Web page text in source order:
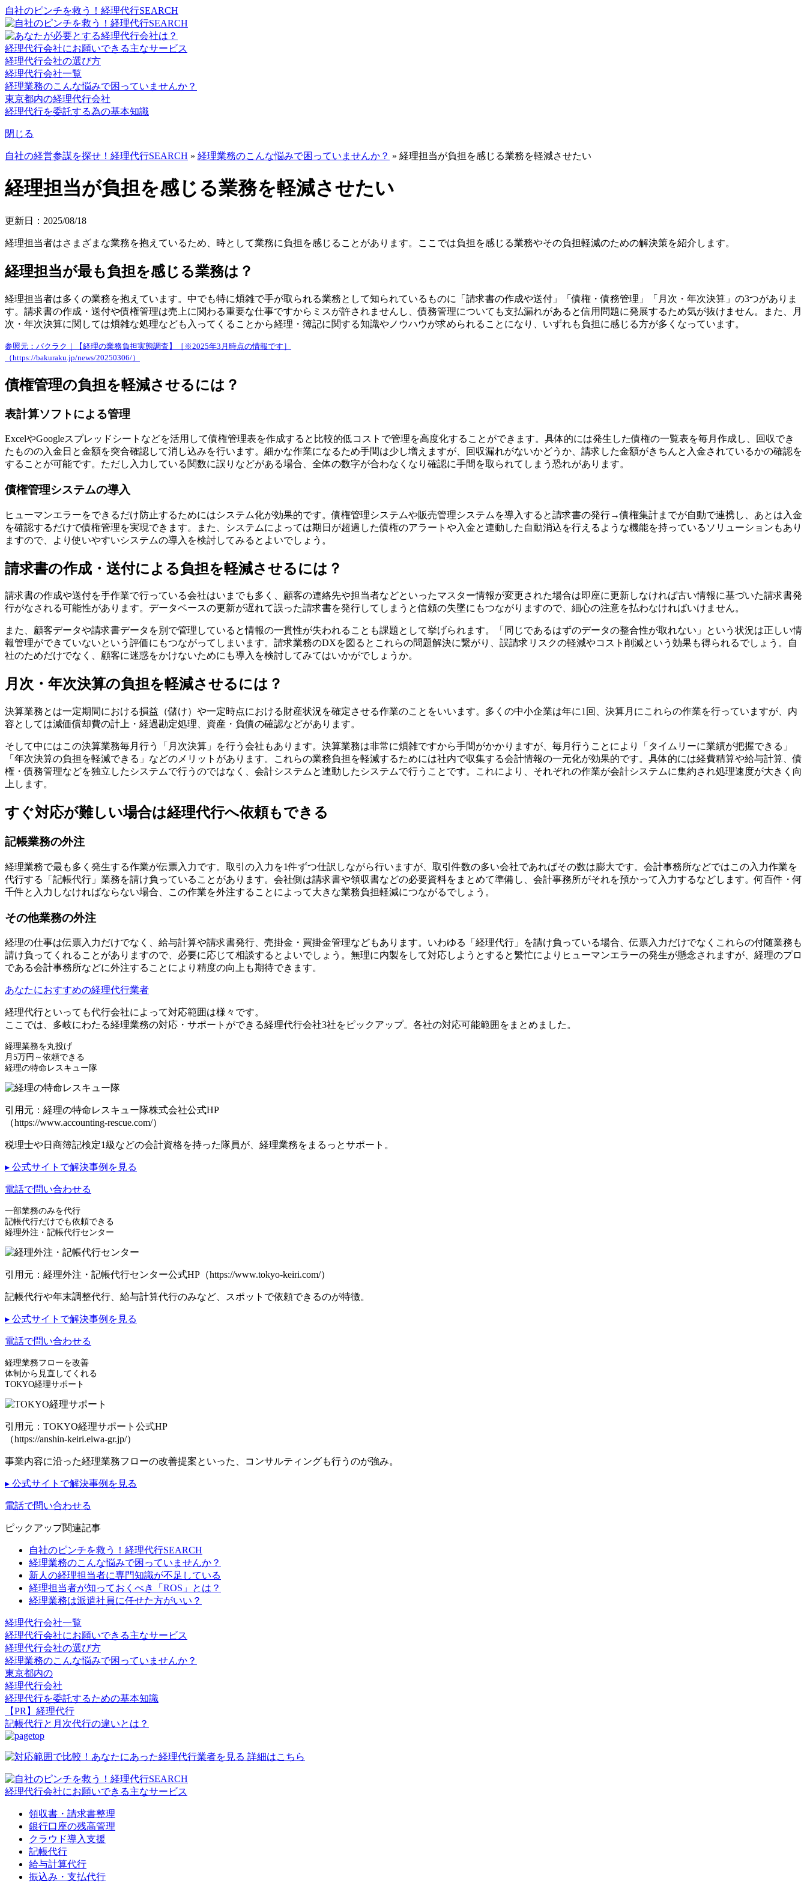
自社のピンチを救う！経理代行SEARCH
経理代行会社にお願いできる主なサービス
経理代行会社の選び方
経理代行会社一覧
経理業務のこんな悩みで困っていませんか？
東京都内の経理代行会社
経理代行を委託する為の基本知識
閉じる
自社の経営参謀を探せ！経理代行SEARCH » 経理業務のこんな悩みで困っていませんか？ » 経理担当が負担を感じる業務を軽減させたい
経理担当が負担を感じる業務を軽減させたい
更新日：2025/08/18
経理担当者はさまざまな業務を抱えているため、時として業務に負担を感じることがあります。ここでは負担を感じる業務やその負担軽減のための解決策を紹介します。
経理担当が最も負担を感じる業務は？
経理担当者は多くの業務を抱えています。中でも特に煩雑で手が取られる業務として知られているものに「請求書の作成や送付」「債権・債務管理」「月次・年次決算」の3つがありま
す。請求書の作成・送付や債権管理は売上に関わる重要な仕事ですからミスが許されませんし、債務管理についても支払漏れがあると信用問題に発展するため気が抜けません。また、月
次・年次決算に関しては煩雑な処理なども入ってくることから経理・簿記に関する知識やノウハウが求められることになり、いずれも負担に感じる方が多くなっています。
参照元：バクラク｜【経理の業務負担実態調査】［※2025年3月時点の情報です］
（https://bakuraku.jp/news/20250306/）
債権管理の負担を軽減させるには？
表計算ソフトによる管理
ExcelやGoogleスプレッドシートなどを活用して債権管理表を作成すると比較的低コストで管理を高度化することができます。具体的には発生した債権の一覧表を毎月作成し、回収でき
たものの入金日と金額を突合確認して消し込みを行います。細かな作業になるため手間は少し増えますが、回収漏れがないかどうか、請求した金額がきちんと入金されているかの確認を
することが可能です。ただし入力している関数に誤りなどがある場合、全体の数字が合わなくなり確認に手間を取られてしまう恐れがあります。
債権管理システムの導入
ヒューマンエラーをできるだけ防止するためにはシステム化が効果的です。債権管理システムや販売管理システムを導入すると請求書の発行→債権集計までが自動で連携し、あとは入金
を確認するだけで債権管理を実現できます。また、システムによっては期日が超過した債権のアラートや入金と連動した自動消込を行えるような機能を持っているソリューションもあり
ますので、より使いやすいシステムの導入を検討してみるとよいでしょう。
請求書の作成・送付による負担を軽減させるには？
請求書の作成や送付を手作業で行っている会社はいまでも多く、顧客の連絡先や担当者などといったマスター情報が変更された場合は即座に更新しなければ古い情報に基づいた請求書発
行がなされる可能性があります。データベースの更新が遅れて誤った請求書を発行してしまうと信頼の失墜にもつながりますので、細心の注意を払わなければいけません。
また、顧客データや請求書データを別で管理していると情報の一貫性が失われることも課題として挙げられます。「同じであるはずのデータの整合性が取れない」という状況は正しい情
報管理ができていないという評価にもつながってしまいます。請求業務のDXを図るとこれらの問題解決に繋がり、誤請求リスクの軽減やコスト削減という効果も得られるでしょう。自
社のためだけでなく、顧客に迷惑をかけないためにも導入を検討してみてはいかがでしょうか。
月次・年次決算の負担を軽減させるには？
決算業務とは一定期間における損益（儲け）や一定時点における財産状況を確定させる作業のことをいいます。多くの中小企業は年に1回、決算月にこれらの作業を行っていますが、内
容としては減価償却費の計上・経過勘定処理、資産・負債の確認などがあります。
そして中にはこの決算業務毎月行う「月次決算」を行う会社もあります。決算業務は非常に煩雑ですから手間がかかりますが、毎月行うことにより「タイムリーに業績が把握できる」
「年次決算の負担を軽減できる」などのメリットがあります。これらの業務負担を軽減するためには社内で収集する会計情報の一元化が効果的です。具体的には経費精算や給与計算、債
権・債務管理などを独立したシステムで行うのではなく、会計システムと連動したシステムで行うことです。これにより、それぞれの作業が会計システムに集約され処理速度が大きく向
上します。
すぐ対応が難しい場合は経理代行へ依頼もできる
記帳業務の外注
経理業務で最も多く発生する作業が伝票入力です。取引の入力を1件ずつ仕訳しながら行いますが、取引件数の多い会社であればその数は膨大です。会計事務所などではこの入力作業を
代行する「記帳代行」業務を請け負っていることがあります。会社側は請求書や領収書などの必要資料をまとめて準備し、会計事務所がそれを預かって入力するなどします。何百件・何
千件と入力しなければならない場合、この作業を外注することによって大きな業務負担軽減につながるでしょう。
その他業務の外注
経理の仕事は伝票入力だけでなく、給与計算や請求書発行、売掛金・買掛金管理などもあります。いわゆる「経理代行」を請け負っている場合、伝票入力だけでなくこれらの付随業務も
請け負ってくれることがありますので、必要に応じて相談するとよいでしょう。無理に内製をして対応しようとすると繁忙によりヒューマンエラーの発生が懸念されますが、経理のプロ
である会計事務所などに外注することにより精度の向上も期待できます。
あなたにおすすめの経理代行業者
経理代行といっても代行会社によって対応範囲は様々です。
ここでは、多岐にわたる経理業務の対応・サポートができる経理代行会社3社をピックアップ。各社の対応可能範囲をまとめました。
経理業務を丸投げ
月5万円～依頼できる
経理の特命レスキュー隊
引用元：経理の特命レスキュー隊株式会社公式HP
（https://www.accounting-rescue.com/）
税理士や日商簿記検定1級などの会計資格を持った隊員が、経理業務をまるっとサポート。
▸ 公式サイトで解決事例を見る
電話で問い合わせる
一部業務のみを代行
記帳代行だけでも依頼できる
経理外注・記帳代行センター
引用元：経理外注・記帳代行センター公式HP（https://www.tokyo-keiri.com/）
記帳代行や年末調整代行、給与計算代行のみなど、スポットで依頼できるのが特徴。
▸ 公式サイトで解決事例を見る
電話で問い合わせる
経理業務フローを改善
体制から見直してくれる
TOKYO経理サポート
引用元：TOKYO経理サポート公式HP
（https://anshin-keiri.eiwa-gr.jp/）
事業内容に沿った経理業務フローの改善提案といった、コンサルティングも行うのが強み。
▸ 公式サイトで解決事例を見る
電話で問い合わせる
ピックアップ関連記事
自社のピンチを救う！経理代行SEARCH
経理業務のこんな悩みで困っていませんか？
新人の経理担当者に専門知識が不足している
経理担当者が知っておくべき「ROS」とは？
経理業務は派遣社員に任せた方がいい？
経理代行会社一覧
経理代行会社にお願いできる主なサービス
経理代行会社の選び方
経理業務のこんな悩みで困っていませんか？
東京都内の
経理代行会社
経理代行を委託するための基本知識
【PR】経理代行
記帳代行と月次代行の違いとは？
経理代行会社にお願いできる主なサービス
領収書・請求書整理
銀行口座の残高管理
クラウド導入支援
記帳代行
給与計算代行
振込み・支払代行